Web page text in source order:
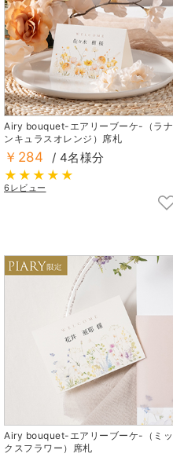
Airy bouquet-エアリーブーケ-（ラナ
ンキュラスオレンジ）席札
￥284 / 4名様分
6レビュー
Airy bouquet-エアリーブーケ-（ミッ
クスフラワー）席札